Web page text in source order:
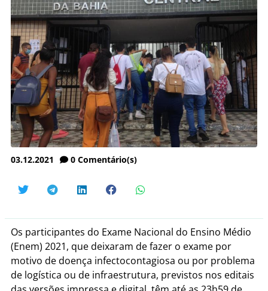
03.12.2021 0 Comentário(s)
Os participantes do Exame Nacional do Ensino Médio
(Enem) 2021, que deixaram de fazer o exame por
motivo de doença infectocontagiosa ou por problema
de logística ou de infraestrutura, previstos nos editais